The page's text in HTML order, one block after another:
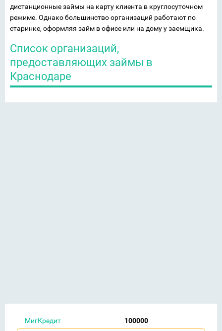
дистанционные займы на карту клиента в круглосуточном
режиме. Однако большинство организаций работают по
старинке, оформляя займ в офисе или на дому у заемщика.
Список организаций,
предоставляющих займы в
Краснодаре
МигКредит 100000